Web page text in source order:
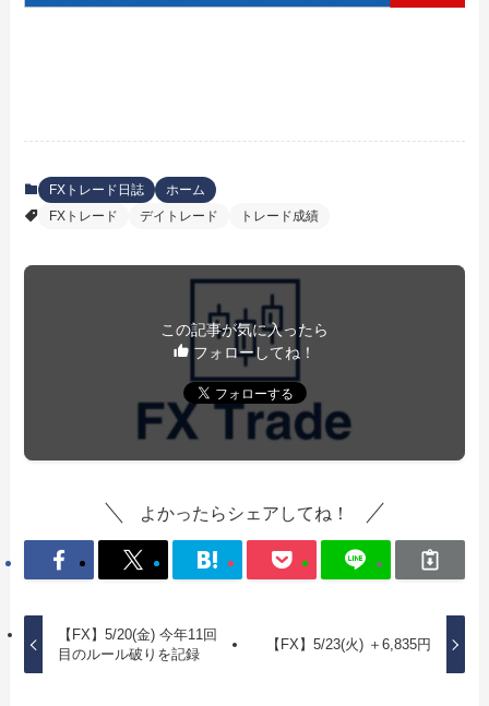
FXトレード日誌
ホーム
FXトレード
デイトレード トレード成績
この記事が気に入ったら
フォローしてね！
よかったらシェアしてね！
【FX】5/20(金) 今年11回
目のルール破りを記録
【FX】5/23(火) ＋6,835円